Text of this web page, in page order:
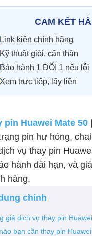
CAM KẾT
Link kiện chính hãng
Kỹ thuật giỏi, cẩn thận
Bảo hành 1 ĐỔI 1 nếu lỗi
Xem trực tiếp, lấy liền
pin Huawei Mate 50
pin hư hỏng,
vụ thay pin
hành dài hạn, và
hàng.
chính
giá dịch vụ thay pin
bạn cần thay pin